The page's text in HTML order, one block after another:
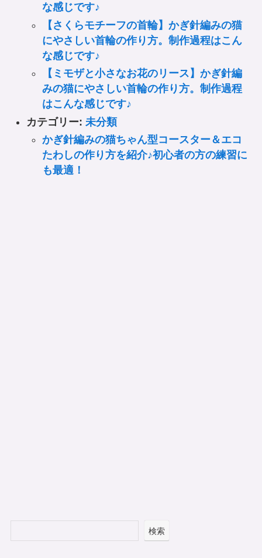
な感じです♪
【さくらモチーフの首輪】かぎ針編みの猫
にやさしい首輪の作り方。制作過程はこん
な感じです♪
【ミモザと小さなお花のリース】かぎ針編
みの猫にやさしい首輪の作り方。制作過程
はこんな感じです♪
カテゴリー: 未分類
かぎ針編みの猫ちゃん型コースター＆エコ
たわしの作り方を紹介♪初心者の方の練習に
も最適！
検索